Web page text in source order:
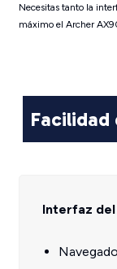
Necesitas tanto la
máximo el Archer
Facilidad
Interfaz